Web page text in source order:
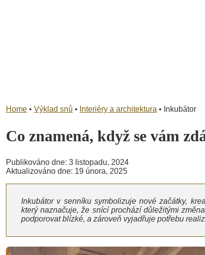
Home • Výklad snů • Interiéry a architektura • Inkubátor
Co znamená, když se vám
Publikováno dne: 3 listopadu, 2024
Aktualizováno dne: 19 února, 2025
Inkubátor v senníku symbolizuje nové začátky,
který naznačuje, že snící prochází důležitými
podporovat blízké, a zároveň vyjadřuje potřebu